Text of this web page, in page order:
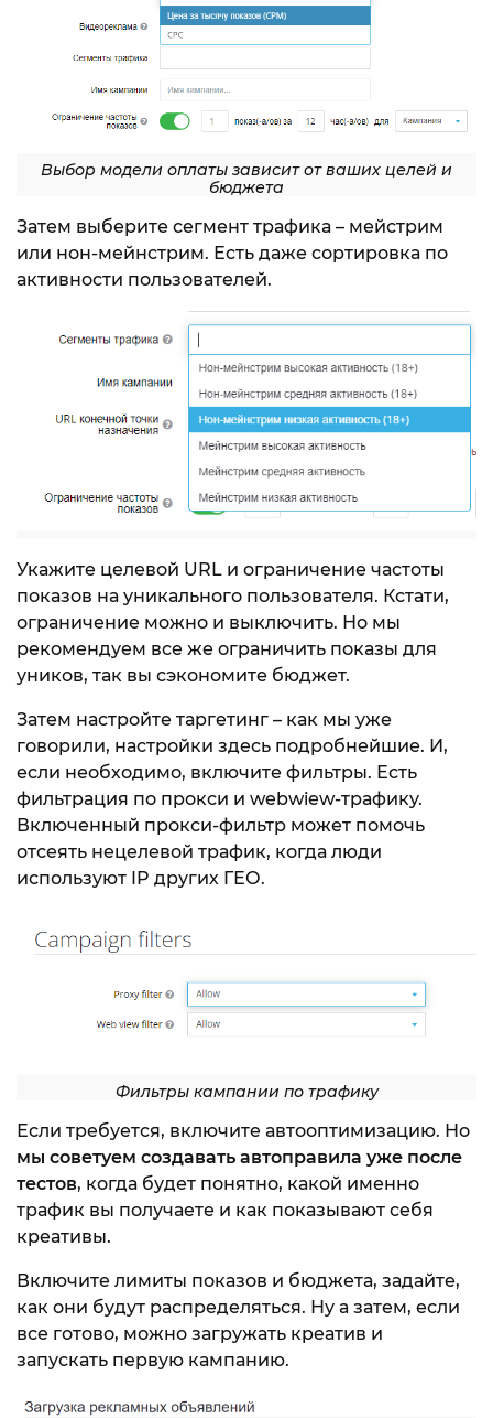
Выбор модели оплаты зависит от ваших целей и
бюджета
Затем выберите сегмент трафика – мейстрим
или нон-мейнстрим. Есть даже сортировка по
активности пользователей.
Укажите целевой URL и ограничение частоты
показов на уникального пользователя. Кстати,
ограничение можно и выключить. Но мы
рекомендуем все же ограничить показы для
уников, так вы сэкономите бюджет.
Затем настройте таргетинг – как мы уже
говорили, настройки здесь подробнейшие. И,
если необходимо, включите фильтры. Есть
фильтрация по прокси и webwiew-трафику.
Включенный прокси-фильтр может помочь
отсеять нецелевой трафик, когда люди
используют IP других ГЕО.
Фильтры кампании по трафику
Если требуется, включите автооптимизацию. Но
мы советуем создавать автоправила уже после
тестов, когда будет понятно, какой именно
трафик вы получаете и как показывают себя
креативы.
Включите лимиты показов и бюджета, задайте,
как они будут распределяться. Ну а затем, если
все готово, можно загружать креатив и
запускать первую кампанию.